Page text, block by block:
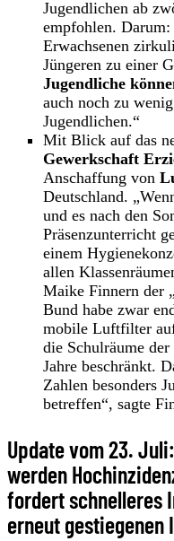
Jugendlichen ab
empfohlen.
Erwachsenen
Jüngeren zu einer
Jugendliche
auch noch zu
Jugendlichen.“
Mit Blick auf das
Gewerkschaft
Anschaffung von
Deutschland.
und es nach den
Präsenzunterricht
einem
allen
Maike Finnern der
Bund habe zwar
mobile Luftfilter
die Schulräume
Jahre beschränkt.
Zahlen besonders
betreffen“, sagte
Update vom 23.
werden
fordert schnelleres
erneut gestiegenen